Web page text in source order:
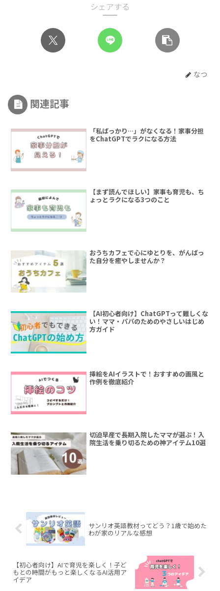
シェアする
なつ
関連記事
「私ばっかり…」がなくなる！家事分担
をChatGPTでラクになる方法
【まず読んでほしい】家事も育児も、ち
ょっとラクになる3つのこと
おうちカフェで心にゆとりを、がんばっ
た自分を癒やしませんか？
【AI初心者向け】ChatGPTって難しくな
い！ママ・パパのためのやさしいはじめ
方ガイド
挿絵をAIイラストで！おすすめの画風と
作例を徹底紹介
切迫早産で長期入院したママが選ぶ！入
院生活を乗り切るための神アイテム10選
サンリオ英語教材ってどう？1歳で始めた
わが家のリアルな感想
【初心者向け】AIで育児を楽しく！子ど
もとの時間がもっと楽しくなるAI活用ア
イデア